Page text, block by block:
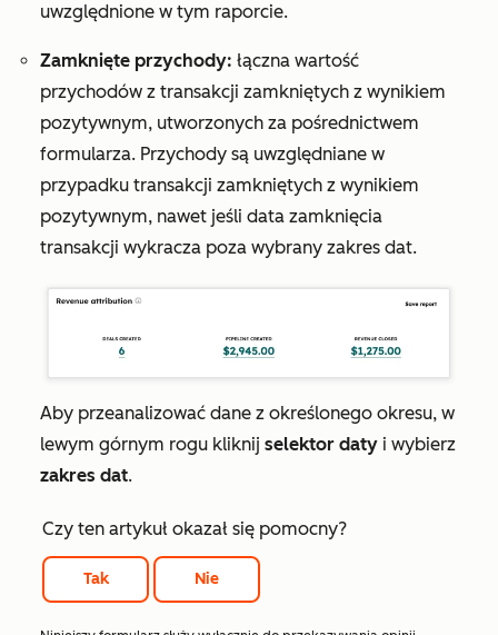
uwzględnione w tym raporcie.
Zamknięte przychody: łączna wartość
przychodów z transakcji zamkniętych z wynikiem
pozytywnym, utworzonych za pośrednictwem
formularza. Przychody są uwzględniane w
przypadku transakcji zamkniętych z wynikiem
pozytywnym, nawet jeśli data zamknięcia
transakcji wykracza poza wybrany zakres dat.
Aby przeanalizować dane z określonego okresu, w
lewym górnym rogu kliknij selektor daty i wybierz
zakres dat.
Czy ten artykuł okazał się pomocny?
Tak Nie